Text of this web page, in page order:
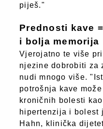
piješ."
Prednosti kave
i bolja memorija
Vjerojatno te više
njezine dobrobiti za
nudi mnogo više.
potrošnja kave
kroničnih bolesti
hipertenzija i bolest
Hahn, klinička